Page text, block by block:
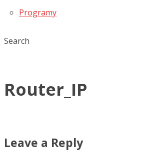
Programy
Search
Router_IP
Leave a Reply